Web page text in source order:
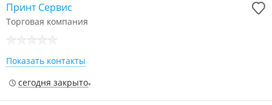
Принт Сервис
Торговая компания
Показать контакты
сегодня закрыто